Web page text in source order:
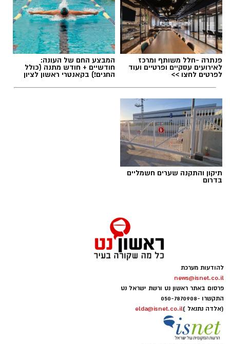
תגים:הפגנות חרדיים גיוס לצה"ל
הפגנות חרדים chatgpt
הפגנות הענק היום, ששיבשו את סדר היום של
מאות אלפי אזרחים, העלו אצלי שאלה
אם הציבור החרדי יודע להתגייס בהמוניו להפגנות,
להישמע להוראות, להתארגן במהירות, לפעול יחד
למען מטרה משותפת, לתמוך אחד בשני, להתלבש
פנתרה -חלל משותף ומרכז
לאירועים עסקיים ופרטיים ועוד
לפרטים לחצו >>
המבצע החם של העונה:
חודשיים + חודש מתנה (כולל
החגים!) בקאנטרי ראשון לציון
תיקון והתקנה שערים חשמליים
בדרום
להודעות מערכת
news@isnet.co.il
פרסום באתר ראשון נט ורשת ישראל נט
התקשרו -050-7870908
(אלדה נתנאל )elda@isnet.co.il